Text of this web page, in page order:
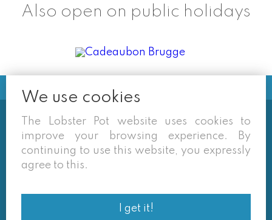
Also open on public holidays
Soms vermelden derden sites
(google/overzichtssites) een tarief dat niet meer
van toepassing is. Enkel de prijzen op onze eigen
recht voor om ook van daar geafficheerde prijzen
af te wijken.
We use cookies
The Lobster Pot website uses cookies to
improve your browsing experience. By
continuing to use this website, you expressly
agree to this.
I get it!